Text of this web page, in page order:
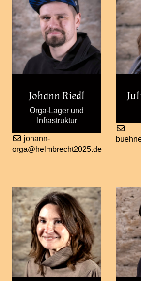
Johann Riedl
Orga-Lager und
Infrastruktur
johann-
orga@helmbrecht2025.de